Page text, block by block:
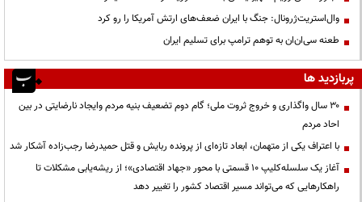
وال‌استریت‌ژرونال: جنگ با ایران ضعف‌های ارتش آمریکا را رو کرد
طعنه سی‌ان‌ان به توهم ترامپ برای تسلیم ایران
پربازدید ها
۳۰ سال واگذاری و خروج ثروت ملی؛ گام دوم تضعیف بنیه مردم وایجاد نارضایتی در بین
احاد مردم
با اعتراف یکی از متهمان، ابعاد تازه‌ای از پرونده ربایش و قتل حمیدرضا رجب‌زاده آشکار شد
آغاز یک سلسله‌کلیپ ۱۰ قسمتی با محور «جهاد اقتصادی»؛ از ریشه‌یابی مشکلات تا
راهکارهایی که می‌تواند مسیر اقتصاد کشور را تغییر دهد